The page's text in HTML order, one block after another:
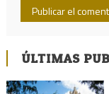
ÚLTIMAS